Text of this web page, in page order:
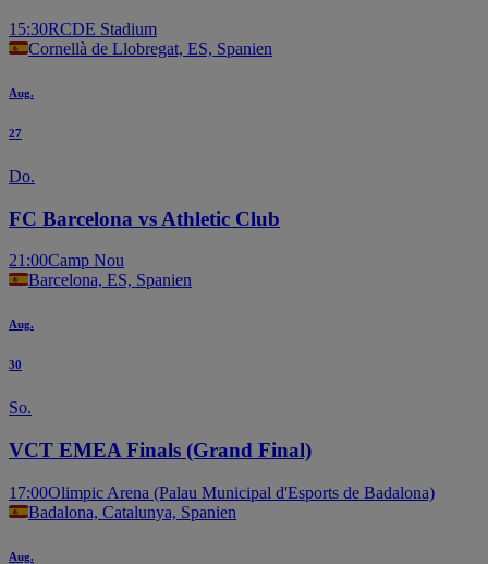
15:30RCDE Stadium
Cornellà de Llobregat, ES, Spanien
Aug.
27
Do.
FC Barcelona vs Athletic Club
21:00Camp Nou
Barcelona, ES, Spanien
Aug.
30
So.
VCT EMEA Finals (Grand Final)
17:00Olimpic Arena (Palau Municipal d'Esports de Badalona)
Badalona, Catalunya, Spanien
Aug.